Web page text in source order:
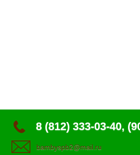
8 (812) 333-03-40,
bambyspb2@mail.ru